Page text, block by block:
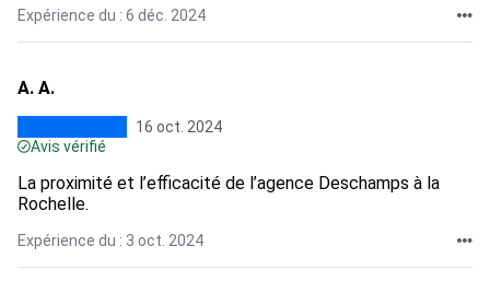
Expérience du : 6 déc. 2024
A. A.
16 oct. 2024
Avis vérifié
La proximité et l’efficacité de l’agence Deschamps à la
Rochelle.
Expérience du : 3 oct. 2024